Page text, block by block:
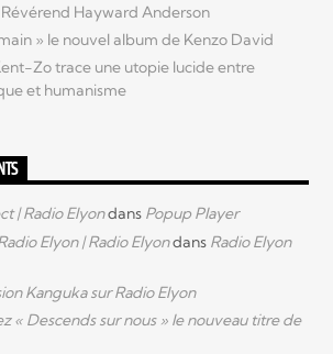
Hayward Anderson
» le nouvel album de Kenzo David
Zo trace une utopie lucide entre
et humanisme
| Radio Elyondans Popup Player
Elyon | Radio Elyondans Radio Elyon
Kanguka sur Radio Elyon
« Descends sur nous » le nouveau titre de